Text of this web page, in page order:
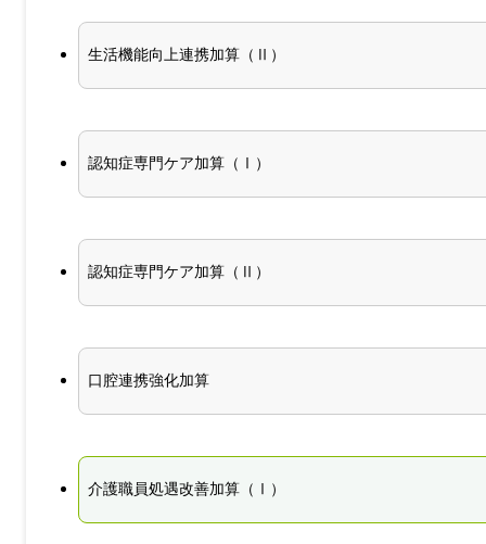
生活機能向上連携加算（Ⅱ）
認知症専門ケア加算（Ⅰ）
認知症専門ケア加算（Ⅱ）
口腔連携強化加算
介護職員処遇改善加算（Ⅰ）